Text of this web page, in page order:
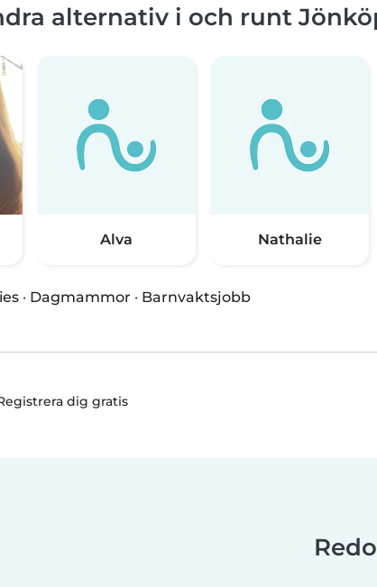
alternativ i och runt
Alva Nathalie
· Dagmammor · Barnvaktsjobb
dig gratis